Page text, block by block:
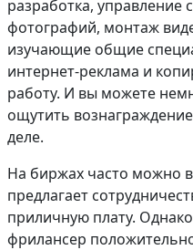
разработка, управление
фотографий, монтаж
изучающие общие
интернет-реклама и
работу. И вы можете
ощутить
деле.
На биржах часто можно
предлагает
приличную плату.
фрилансер